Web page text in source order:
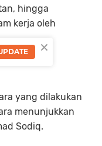
hingga
kerja oleh
yang dilakukan
menunjukkan
Sodiq.
×